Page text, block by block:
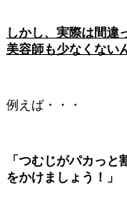
しかし、実際は間違
美容師も少なくない
例えば・・・
「つむじがパカっ
をかけましょう！」